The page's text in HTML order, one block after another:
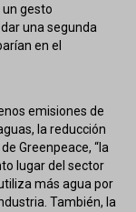
gesto
una segunda
en el
emisiones de
la reducción
Greenpeace, “la
lugar del sector
más agua por
También, la